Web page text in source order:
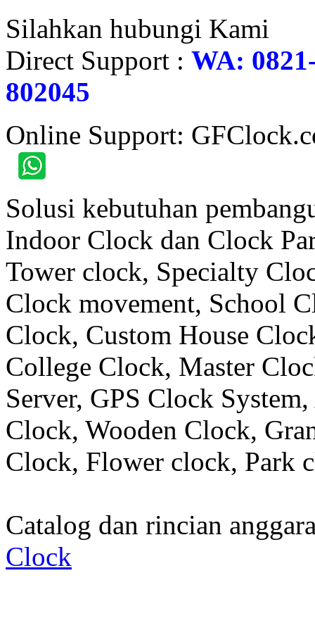
Silahkan hubungi Kami
Direct Support : WA:
802045
Online Support:
Solusi kebutuhan
Indoor Clock dan Clock
Tower clock, Specialty
Clock movement, School
Clock, Custom House
College Clock, Master
Server, GPS Clock
Clock, Wooden Clock,
Clock, Flower clock, Park
Catalog dan rincian
Clock